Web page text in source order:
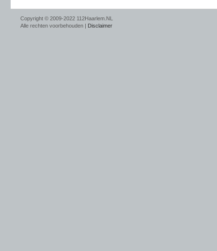
Copyright © 2009-2022 112Haarlem.NL
Alle rechten voorbehouden | Disclaimer